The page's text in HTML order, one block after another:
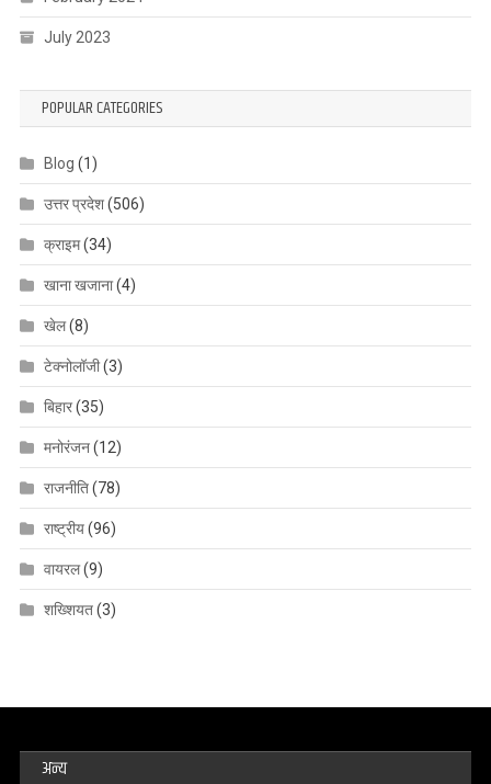
July 2023
POPULAR CATEGORIES
Blog (1)
उत्तर प्रदेश(506)
क्राइम(34)
खाना खजाना(4)
खेल(8)
टेक्नोलॉजी(3)
बिहार(35)
मनोरंजन(12)
राजनीति(78)
राष्ट्रीय(96)
वायरल(9)
शख्शियत(3)
अन्य